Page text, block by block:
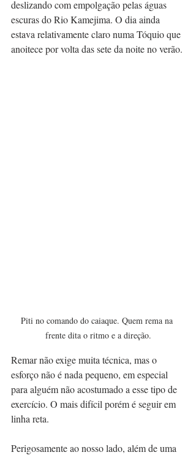
deslizando com empolgação pelas águas
escuras do Rio Kamejima. O dia ainda
estava relativamente claro numa Tóquio que
anoitece por volta das sete da noite no verão.
Piti no comando do caiaque. Quem rema na
frente dita o ritmo e a direção.
Remar não exige muita técnica, mas o
esforço não é nada pequeno, em especial
para alguém não acostumado a esse tipo de
exercício. O mais difícil porém é seguir em
linha reta.
Perigosamente ao nosso lado, além de uma